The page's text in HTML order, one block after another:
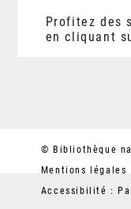
Profitez des
en cliquant
© Bibliothèque
Mentions légales
Accessibilité :